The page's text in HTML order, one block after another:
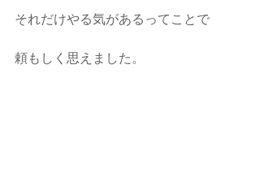
それだけやる気があるってことで
頼もしく思えました。